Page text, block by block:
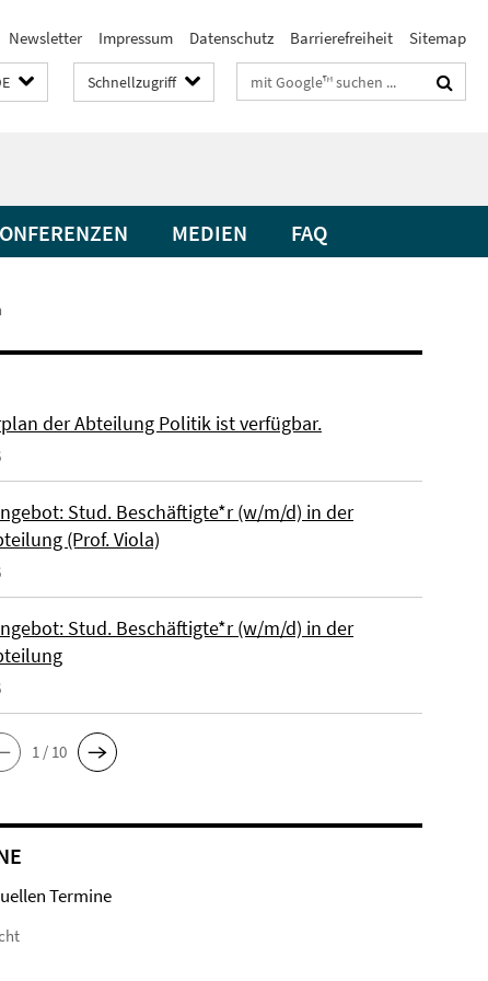
Newsletter Impressum Datenschutz Barrierefreiheit Sitemap
Schnellzugriff Suchbegriffe
MEDIEN FAQ
der Abteilung Politik ist verfügbar.
Stud. Beschäftigte*r (w/m/d) in der
(Prof. Viola)
Stud. Beschäftigte*r (w/m/d) in der
1 / 10
Termine